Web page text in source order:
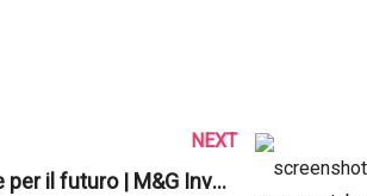
NEXT
Investire per il futuro | M&G Investments